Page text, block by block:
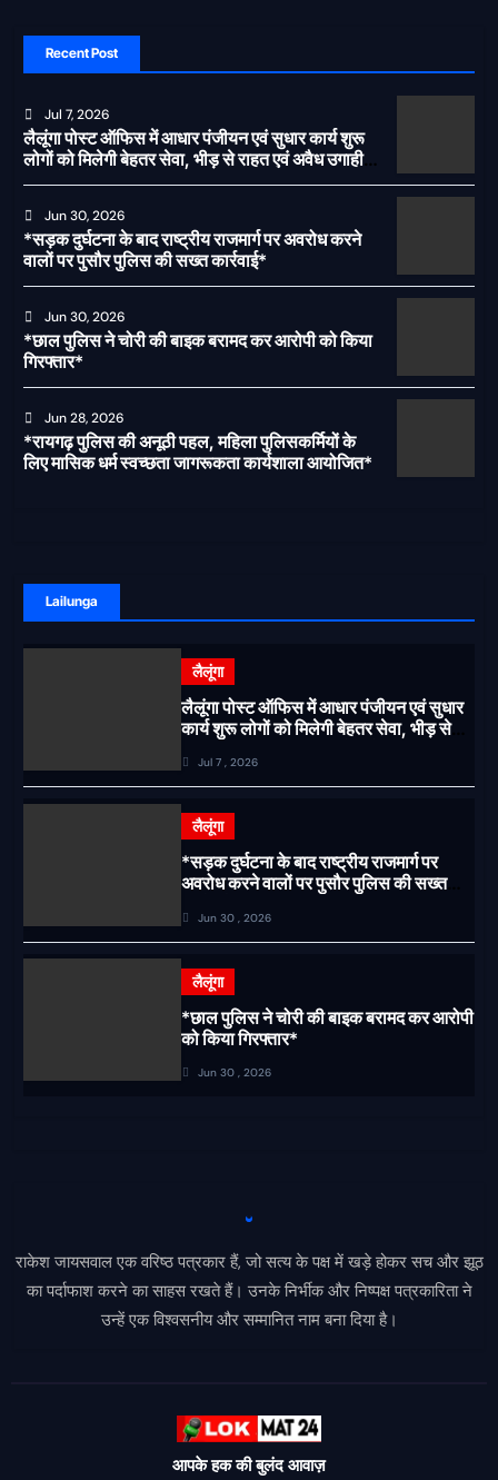
Recent Post
Jul 7, 2026
लैलूंगा पोस्ट ऑफिस में आधार पंजीयन एवं सुधार कार्य शुरू
लोगों को मिलेगी बेहतर सेवा, भीड़ से राहत एवं अवैध उगाही
पर लगेगी रोक
Jun 30, 2026
*सड़क दुर्घटना के बाद राष्ट्रीय राजमार्ग पर अवरोध करने
वालों पर पुसौर पुलिस की सख्त कार्रवाई*
Jun 30, 2026
*छाल पुलिस ने चोरी की बाइक बरामद कर आरोपी को किया
गिरफ्तार*
Jun 28, 2026
*रायगढ़ पुलिस की अनूठी पहल, महिला पुलिसकर्मियों के
लिए मासिक धर्म स्वच्छता जागरूकता कार्यशाला आयोजित*
Lailunga
लैलूंगा
लैलूंगा पोस्ट ऑफिस में आधार पंजीयन एवं सुधार
कार्य शुरू लोगों को मिलेगी बेहतर सेवा, भीड़ से
Jul 7 , 2026
लैलूंगा
*सड़क दुर्घटना के बाद राष्ट्रीय राजमार्ग पर
अवरोध करने वालों पर पुसौर पुलिस की सख्त
Jun 30 , 2026
लैलूंगा
*छाल पुलिस ने चोरी की बाइक बरामद कर आरोपी
को किया गिरफ्तार*
Jun 30 , 2026
राकेश जायसवाल एक वरिष्ठ पत्रकार हैं, जो सत्य के पक्ष में खड़े होकर सच और झूठ
का पर्दाफाश करने का साहस रखते हैं। उनके निर्भीक और निष्पक्ष पत्रकारिता ने
उन्हें एक विश्वसनीय और सम्मानित नाम बना दिया है।
आपके हक की बुलंद आवाज़